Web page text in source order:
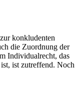
konkludenten
die Zuordnung der
Individualrecht, das
ist zutreffend. Noch